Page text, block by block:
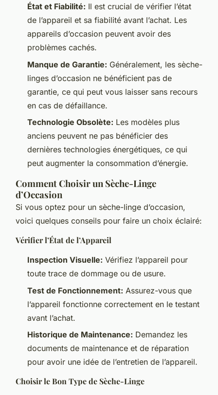
État et Fiabilité: Il est crucial de vérifier l’état
de l’appareil et sa fiabilité avant l’achat. Les
appareils d’occasion peuvent avoir des
problèmes cachés.
Manque de Garantie: Généralement, les sèche-
linges d’occasion ne bénéficient pas de
garantie, ce qui peut vous laisser sans recours
en cas de défaillance.
Technologie Obsolète: Les modèles plus
anciens peuvent ne pas bénéficier des
dernières technologies énergétiques, ce qui
peut augmenter la consommation d’énergie.
Comment Choisir un Sèche-Linge
d’Occasion
Si vous optez pour un sèche-linge d’occasion,
voici quelques conseils pour faire un choix éclairé:
Vérifier l’État de l’Appareil
Inspection Visuelle: Vérifiez l’appareil pour
toute trace de dommage ou de usure.
Test de Fonctionnement: Assurez-vous que
l’appareil fonctionne correctement en le testant
avant l’achat.
Historique de Maintenance: Demandez les
documents de maintenance et de réparation
pour avoir une idée de l’entretien de l’appareil.
Choisir le Bon Type de Sèche-Linge